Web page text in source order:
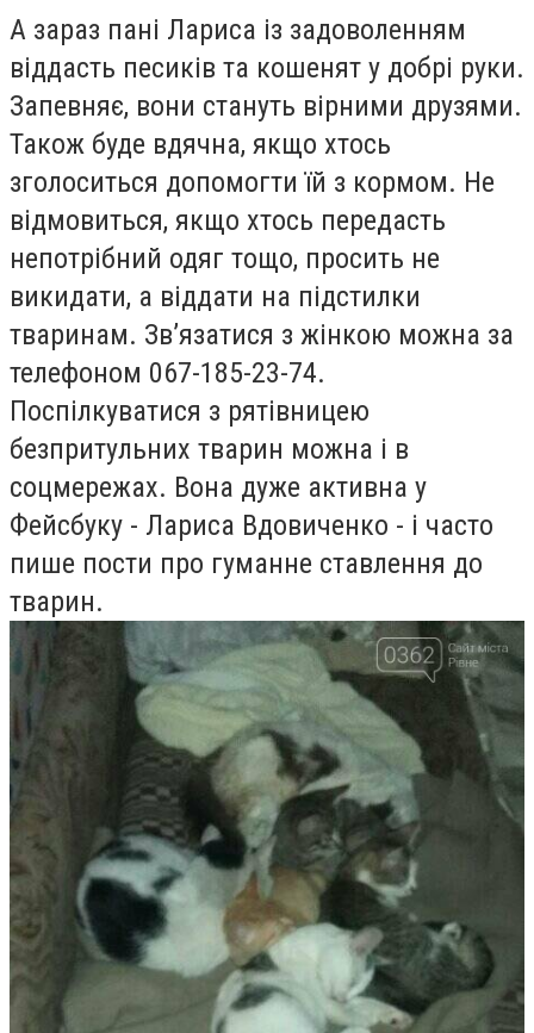
А зараз пані Лариса із задоволенням
віддасть песиків та кошенят у добрі руки.
Запевняє, вони стануть вірними друзями.
Також буде вдячна, якщо хтось
зголоситься допомогти їй з кормом. Не
відмовиться, якщо хтось передасть
непотрібний одяг тощо, просить не
викидати, а віддати на підстилки
тваринам. Зв’язатися з жінкою можна за
телефоном 067-185-23-74.
Поспілкуватися з рятівницею
безпритульних тварин можна і в
соцмережах. Вона дуже активна у
Фейсбуку - Лариса Вдовиченко - і часто
пише пости про гуманне ставлення до
тварин.